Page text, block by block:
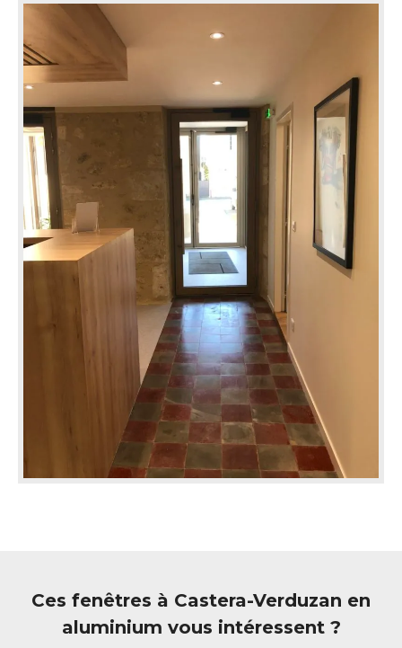
Ces fenêtres à Castera-Verduzan en
aluminium vous intéressent ?